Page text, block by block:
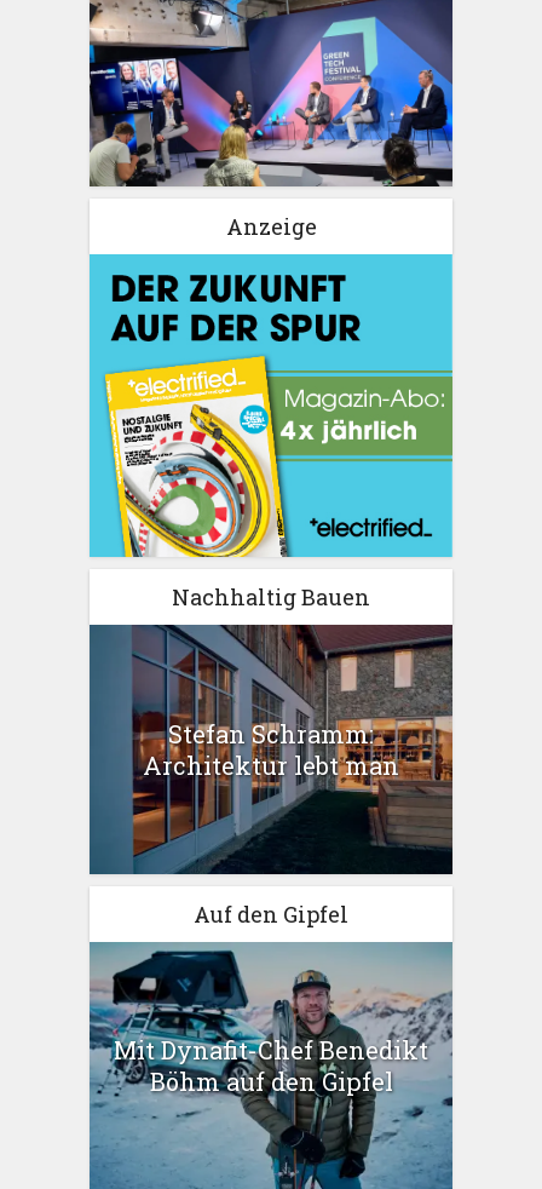
Anzeige
Nachhaltig Bauen
Stefan Schramm:
Architektur lebt man
Auf den Gipfel
Mit Dynafit-Chef Benedikt
Böhm auf den Gipfel